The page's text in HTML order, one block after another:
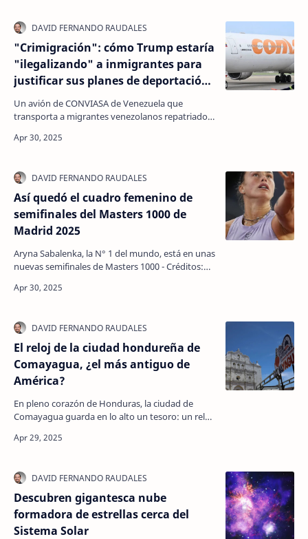
"Crimigración": cómo Trump estaría
"ilegalizando" a inmigrantes para
justificar sus planes de deportación
masiva
Un avión de CONVIASA de Venezuela que
transporta a migrantes venezolanos repatriados
Internacional Simón Bol…
Así quedó el cuadro femenino de
semifinales del Masters 1000 de
Madrid 2025
Aryna Sabalenka, la N° 1 del mundo, está en unas
nuevas semifinales de Masters 1000 - Créditos:
miércoles l…
El reloj de la ciudad hondureña de
Comayagua, ¿el más antiguo de
América?
En pleno corazón de Honduras, la ciudad de
Comayagua guarda en lo alto un tesoro: un reloj
ser el má…
Descubren gigantesca nube
formadora de estrellas cerca del
Sistema Solar